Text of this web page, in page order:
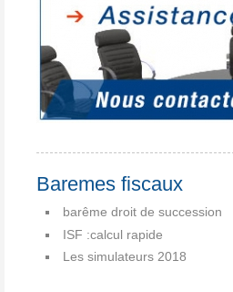
Baremes fiscaux
barême droit de succession
ISF :calcul rapide
Les simulateurs 2018